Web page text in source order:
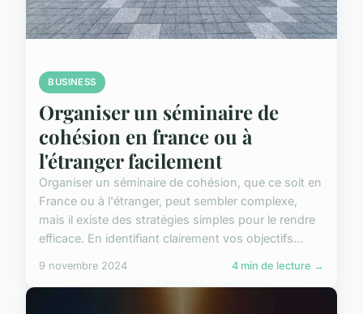
BUSINESS
Organiser un séminaire de
cohésion en france ou à
l'étranger facilement
Organiser un séminaire de cohésion, que ce soit en
France ou à l'étranger, peut sembler complexe,
mais il existe des stratégies simples pour le rendre
efficace. En identifiant clairement vos objectifs...
9 novembre 2024 4 min de lecture →